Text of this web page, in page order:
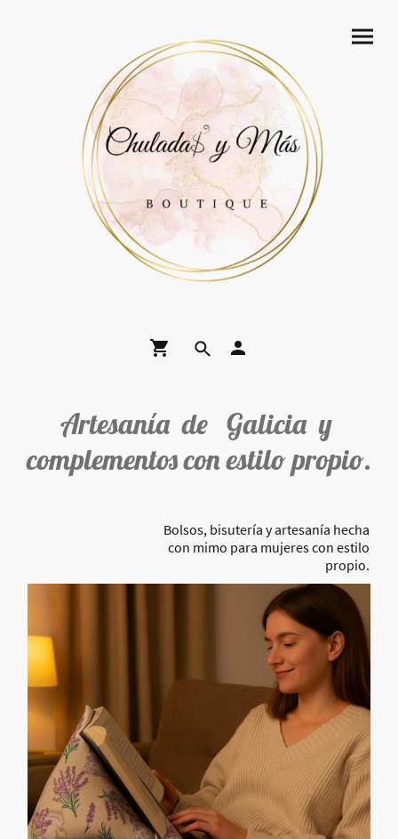
Artesanía de Galicia y
complementos con estilo propio.
Bolsos, bisutería y artesanía hecha
con mimo para mujeres con estilo
propio.